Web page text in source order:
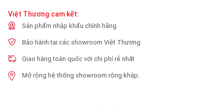
Việt Thương cam kết:
Sản phẩm nhập khẩu chính hãng
Bảo hành tại các showroom Việt Thương
Giao hàng toàn quốc với chi phí rẻ nhất
Mở rộng hệ thống showroom rộng khắp.